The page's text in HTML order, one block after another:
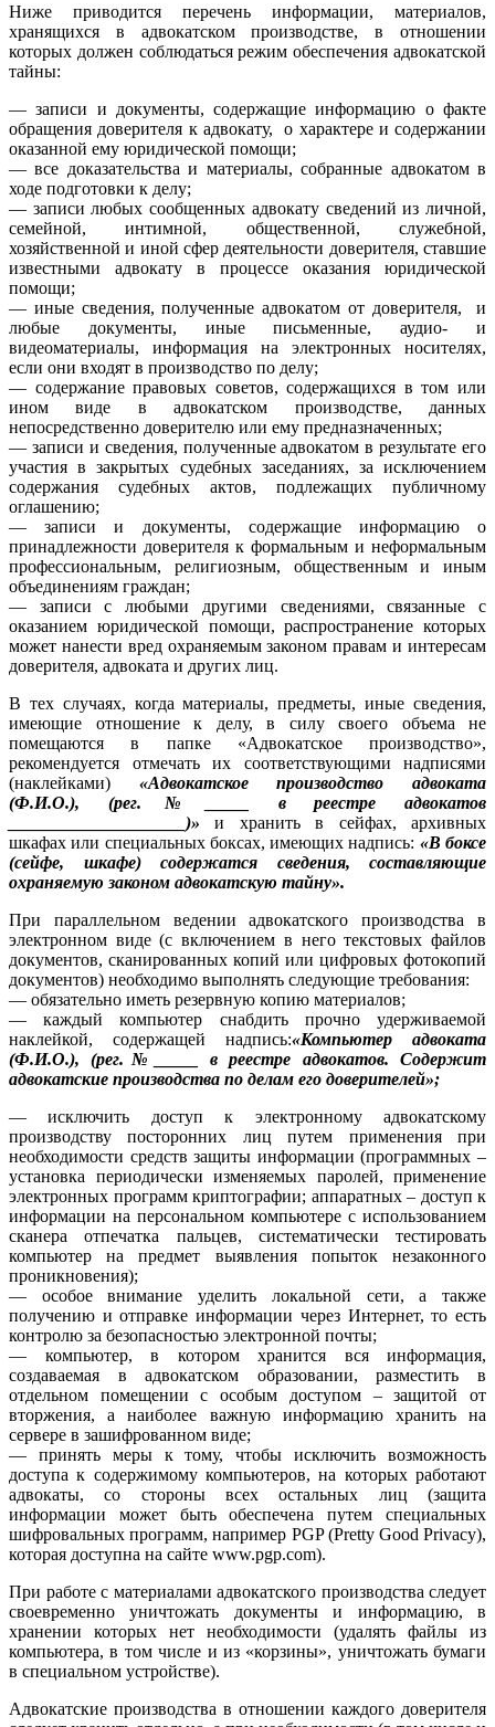
Ниже приводится перечень информации, материалов,
хранящихся в адвокатском производстве, в отношении
которых должен соблюдаться режим обеспечения адвокатской
тайны:
— записи и документы, содержащие информацию о факте
обращения доверителя к адвокату, о характере и содержании
оказанной ему юридической помощи;
— все доказательства и материалы, собранные адвокатом в
ходе подготовки к делу;
— записи любых сообщенных адвокату сведений из личной,
семейной, интимной, общественной, служебной,
хозяйственной и иной сфер деятельности доверителя, ставшие
известными адвокату в процессе оказания юридической
помощи;
— иные сведения, полученные адвокатом от доверителя, и
любые документы, иные письменные, аудио- и
видеоматериалы, информация на электронных носителях,
если они входят в производство по делу;
— содержание правовых советов, содержащихся в том или
ином виде в адвокатском производстве, данных
непосредственно доверителю или ему предназначенных;
— записи и сведения, полученные адвокатом в результате его
участия в закрытых судебных заседаниях, за исключением
содержания судебных актов, подлежащих публичному
оглашению;
— записи и документы, содержащие информацию о
принадлежности доверителя к формальным и неформальным
профессиональным, религиозным, общественным и иным
объединениям граждан;
— записи с любыми другими сведениями, связанные с
оказанием юридической помощи, распространение которых
может нанести вред охраняемым законом правам и интересам
доверителя, адвоката и других лиц.
В тех случаях, когда материалы, предметы, иные сведения,
имеющие отношение к делу, в силу своего объема не
помещаются в папке «Адвокатское производство»,
рекомендуется отмечать их соответствующими надписями
(наклейками) «Адвокатское производство адвоката
(Ф.И.О.), (рег.№_____ в реестре адвокатов
____________________)»и хранить в сейфах, архивных
шкафах или специальных боксах, имеющих надпись: «В боксе
(сейфе, шкафе) содержатся сведения, составляющие
охраняемую законом адвокатскую тайну».
При параллельном ведении адвокатского производства в
электронном виде (с включением в него текстовых файлов
документов, сканированных копий или цифровых фотокопий
документов) необходимо выполнять следующие требования:
— обязательно иметь резервную копию материалов;
— каждый компьютер снабдить прочно удерживаемой
наклейкой, содержащей надпись:«Компьютер адвоката
(Ф.И.О.), (рег.№_____ в реестре адвокатов. Содержит
адвокатские производства по делам его доверителей»;
— исключить доступ к электронному адвокатскому
производству посторонних лиц путем применения при
необходимости средств защиты информации (программных –
установка периодически изменяемых паролей, применение
электронных программ криптографии; аппаратных – доступ к
информации на персональном компьютере с использованием
сканера отпечатка пальцев, систематически тестировать
компьютер на предмет выявления попыток незаконного
проникновения);
— особое внимание уделить локальной сети, а также
получению и отправке информации через Интернет, то есть
контролю за безопасностью электронной почты;
— компьютер, в котором хранится вся информация,
создаваемая в адвокатском образовании, разместить в
отдельном помещении с особым доступом – защитой от
вторжения, а наиболее важную информацию хранить на
сервере в зашифрованном виде;
— принять меры к тому, чтобы исключить возможность
доступа к содержимому компьютеров, на которых работают
адвокаты, со стороны всех остальных лиц (защита
информации может быть обеспечена путем специальных
шифровальных программ, например PGP (Pretty Good Privacy),
которая доступна на сайте www.pgp.com).
При работе с материалами адвокатского производства следует
своевременно уничтожать документы и информацию, в
хранении которых нет необходимости (удалять файлы из
компьютера, в том числе и из «корзины», уничтожать бумаги
в специальном устройстве).
Адвокатские производства в отношении каждого доверителя